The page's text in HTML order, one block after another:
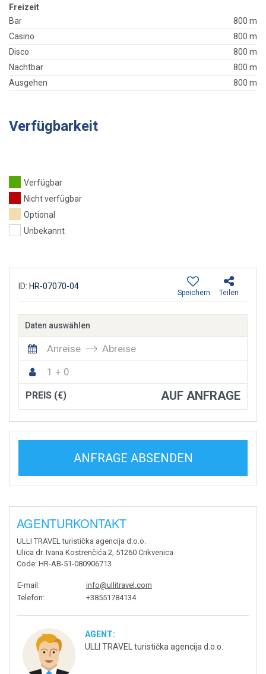
Freizeit
Bar
800 m
Casino
800 m
Disco
800 m
Nachtbar
800 m
Ausgehen
800 m
Verfügbarkeit
Verfügbar
Nicht verfügbar
Optional
Unbekannt
ID: HR-07070-04
Teilen
Speichern
Daten auswählen
Anreise
Abreise
1 + 0
PREIS (€) AUF ANFRAGE
ANFRAGE ABSENDEN
AGENTURKONTAKT
ULLI TRAVEL turistička agencija d.o.o.
Ulica dr. Ivana Kostrenčića 2, 51260 Crikvenica
Code: HR-AB-51-080906713
E-mail:
info@ullitravel.com
Telefon: +38551784134
AGENT:
ULLI TRAVEL turistička agencija d.o.o.